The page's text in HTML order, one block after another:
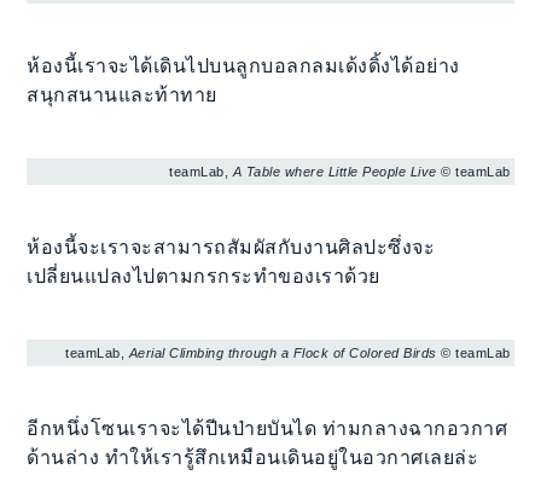
ห้องนี้เราจะได้เดินไปบนลูกบอลกลมเด้งดิ้งได้อย่าง
สนุกสนานและท้าทาย
teamLab,A Table where Little People Live © teamLab
ห้องนี้จะเราจะสามารถสัมผัสกับงานศิลปะซึ่งจะ
เปลี่ยนแปลงไปตามกรกระทำของเราด้วย
teamLab,Aerial Climbing through a Flock of Colored Birds © teamLab
อีกหนึ่งโซนเราจะได้ปีนป่ายบันได ท่ามกลางฉากอวกาศ
ด้านล่าง ทำให้เรารู้สึกเหมือนเดินอยู่ในอวกาศเลยล่ะ